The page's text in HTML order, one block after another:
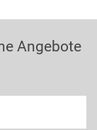
Angebote